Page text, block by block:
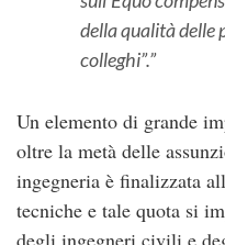
della qualità delle
colleghi”.
Un elemento di grande
oltre la metà delle
ingegneria è finalizzata
tecniche e tale quota si
degli ingegneri civili e